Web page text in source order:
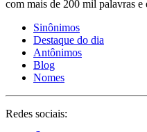
com mais de 200 mil palavras e
Sinônimos
Destaque do dia
Antônimos
Blog
Nomes
Redes sociais: